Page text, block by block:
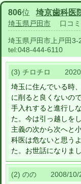
806位 埼京歯科医
埼玉県戸田市 口コミ
埼玉県戸田市上戸田3-
tel:048-444-6110
(3) チロチロ
埼玉に住んでいる時
に削ると良くないの
手入れすると進行し
た。今は引っ越しを
主義の次から次へと
科医は危ないと思う
た。お世話になりまし
(2) のの 2008/10/